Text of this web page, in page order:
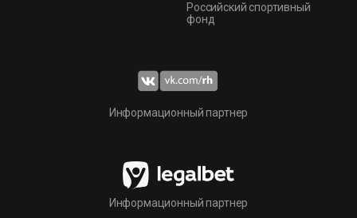
Российский спортивный
фонд
Информационный партнер
Информационный партнер